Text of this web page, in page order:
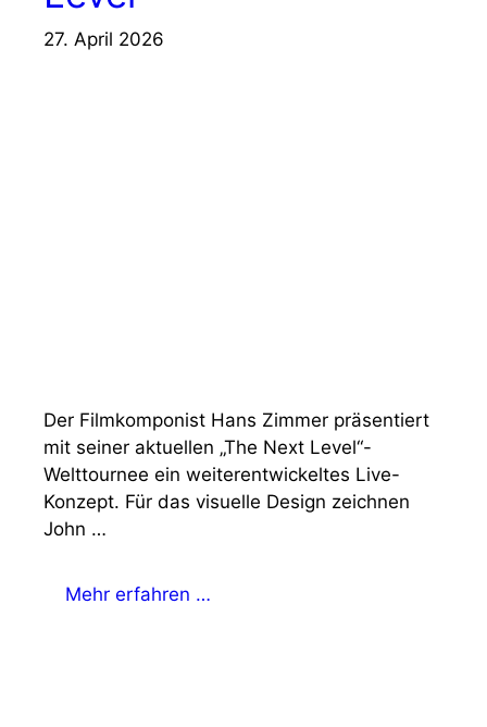
27. April 2026
Der Filmkomponist Hans Zimmer präsentiert
mit seiner aktuellen „The Next Level“-
Welttournee ein weiterentwickeltes Live-
Konzept. Für das visuelle Design zeichnen
John …
Mehr erfahren …